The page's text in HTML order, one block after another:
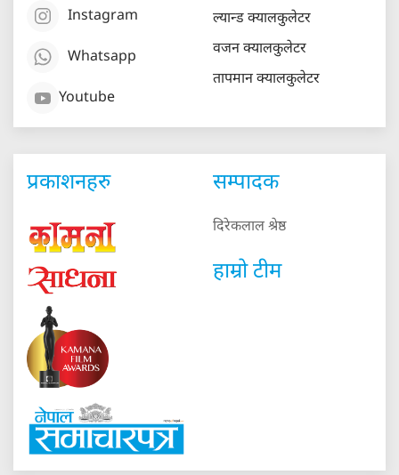
Instagram
Whatsapp
Youtube
ल्यान्ड क्यालकुलेटर
वजन क्यालकुलेटर
तापमान क्यालकुलेटर
प्रकाशनहरु सम्पादक
दिरेकलाल श्रेष्ठ
हाम्रो टीम